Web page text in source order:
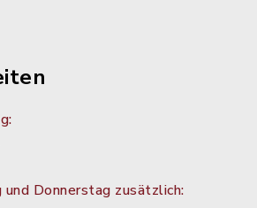
Donnerstag zusätzlich: